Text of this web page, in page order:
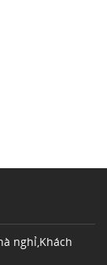
nghỉ,Khách